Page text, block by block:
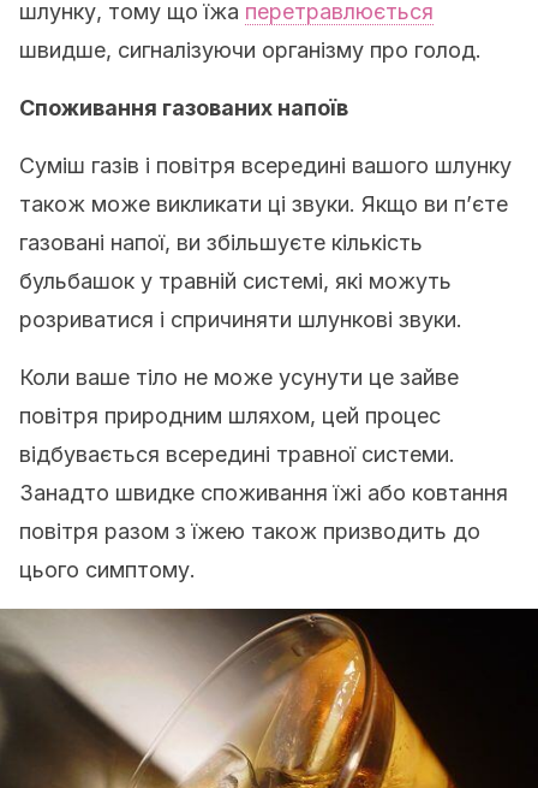
шлунку, тому що їжа перетравлюється
швидше, сигналізуючи організму про голод.
Споживання газованих напоїв
Суміш газів і повітря всередині вашого шлунку
також може викликати ці звуки. Якщо ви п’єте
газовані напої, ви збільшуєте кількість
бульбашок у травній системі, які можуть
розриватися і спричиняти шлункові звуки.
Коли ваше тіло не може усунути це зайве
повітря природним шляхом, цей процес
відбувається всередині травної системи.
Занадто швидке споживання їжі або ковтання
повітря разом з їжею також призводить до
цього симптому.